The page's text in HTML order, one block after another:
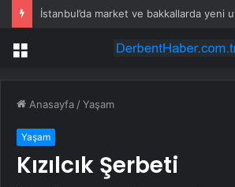
Menü
Anasayfa /Yaşam
Yaşam
Kızılcık Şerbeti